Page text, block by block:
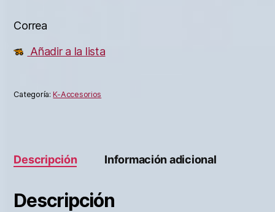
Correa
Añadir a la lista
Categoría:K-Accesorios
Descripción Información adicional
Descripción